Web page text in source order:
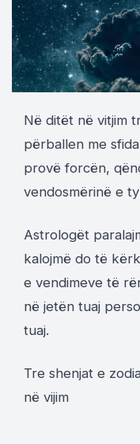
Në ditët në vitjim
përballen me
provë forcën,
vendosmërinë e
Astrologët
kalojmë do të
e vendimeve të
në jetën tuaj
tuaj.
Tre shenjat e
në vijim